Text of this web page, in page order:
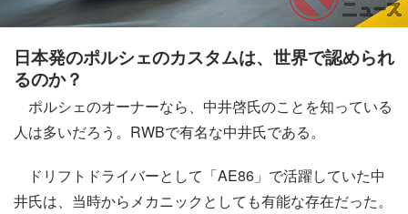
日本発のポルシェのカスタムは、世界で認められ
るのか？
ポルシェのオーナーなら、中井啓氏のことを知っている
人は多いだろう。RWBで有名な中井氏である。
ドリフトドライバーとして「AE86」で活躍していた中
井氏は、当時からメカニックとしても有能な存在だった。